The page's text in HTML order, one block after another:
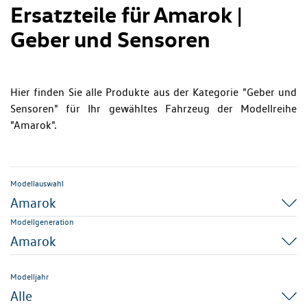
Ersatzteile für Amarok |
Geber und Sensoren
Hier finden Sie alle Produkte aus der Kategorie "Geber und
Sensoren" für Ihr gewähltes Fahrzeug der Modellreihe
"Amarok".
Modellauswahl
Amarok
Modellgeneration
Amarok
Modelljahr
Alle